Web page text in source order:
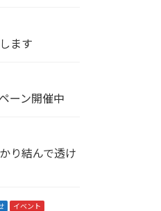
ます
ーン開催中
り結んで透け
イベント